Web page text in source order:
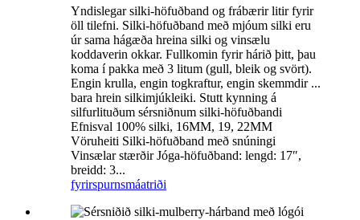
Yndislegar silki-höfuðband og frábærir litir fyrir
öll tilefni. Silki-höfuðband með mjóum silki eru
úr sama hágæða hreina silki og vinsælu
koddaverin okkar. Fullkomin fyrir hárið þitt, þau
koma í pakka með 3 litum (gull, bleik og svört).
Engin krulla, engin togkraftur, engin skemmdir ...
bara hrein silkimjúkleiki. Stutt kynning á
silfurlituðum sérsniðnum silki-höfuðbandi
Efnisval 100% silki, 16MM, 19, 22MM
Vöruheiti Silki-höfuðband með snúningi
Vinsælar stærðir Jóga-höfuðband: lengd: 17″,
breidd: 3...
fyrirspurnsmáatriði